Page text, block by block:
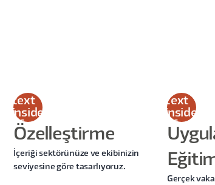
text
inside
of a
div
block.
Özelleştirme
İçeriği sektörünüze ve ekibinizin
seviyesine göre tasarlıyoruz.
text
inside
of a
div
block.
Gerçek